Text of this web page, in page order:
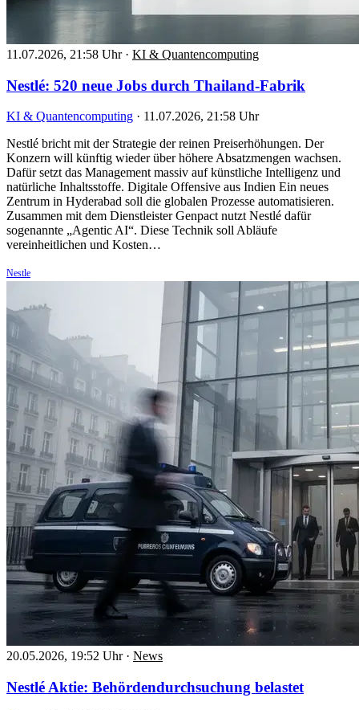
11.07.2026, 21:58 Uhr · KI & Quantencomputing
Nestlé: 520 neue Jobs durch Thailand-Fabrik
KI & Quantencomputing · 11.07.2026, 21:58 Uhr
Nestlé bricht mit der Strategie der reinen Preiserhöhungen. Der
Konzern will künftig wieder über höhere Absatzmengen wachsen.
Dafür setzt das Management massiv auf künstliche Intelligenz und
natürliche Inhaltsstoffe. Digitale Offensive aus Indien Ein neues
Zentrum in Hyderabad soll die globalen Prozesse automatisieren.
Zusammen mit dem Dienstleister Genpact nutzt Nestlé dafür
sogenannte „Agentic AI“. Diese Technik soll Abläufe
vereinheitlichen und Kosten…
Nestle
20.05.2026, 19:52 Uhr · News
Nestlé Aktie: Behördendurchsuchung belastet